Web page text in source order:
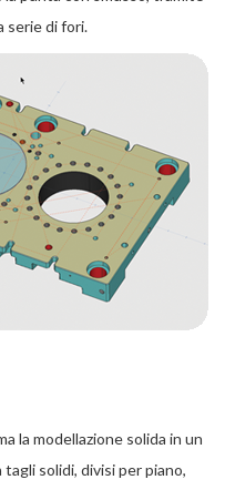
serie di fori.
la modellazione solida in un
solidi, divisi per piano,